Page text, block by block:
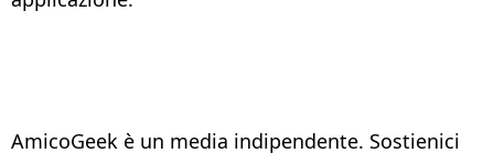
AmicoGeek è un media indipendente. Sostienici